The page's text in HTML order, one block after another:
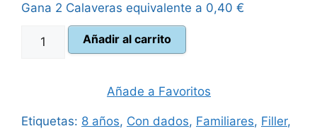
era:
28,00 €.
es:
Gana 2 Calaveras equivalente a 0,40 €
Strike
dados
Añadir al carrito
Añade a Favoritos
Etiquetas: 8 años, Con dados, Familiares, Filler,